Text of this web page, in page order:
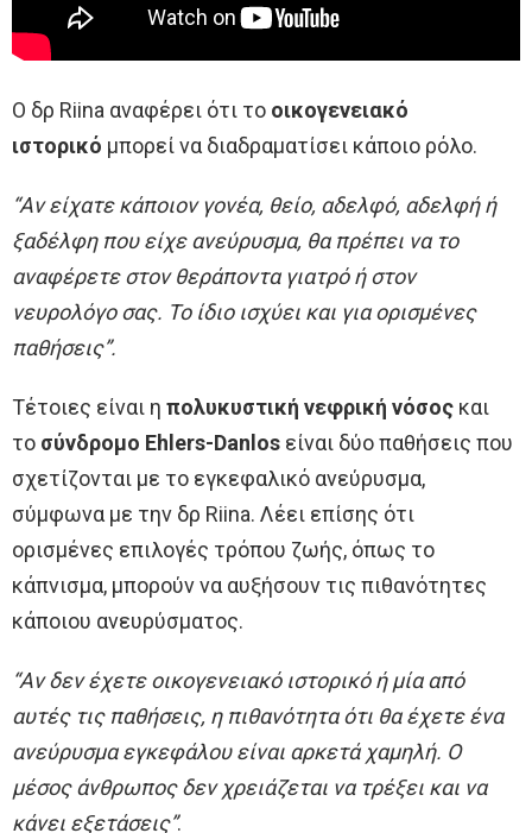
Ο δρ Riina αναφέρει ότι το οικογενειακό
ιστορικό μπορεί να διαδραματίσει κάποιο ρόλο.
“Αν είχατε κάποιον γονέα, θείο, αδελφό, αδελφή ή
ξαδέλφη που είχε ανεύρυσμα, θα πρέπει να το
αναφέρετε στον θεράποντα γιατρό ή στον
νευρολόγο σας. Το ίδιο ισχύει και για ορισμένες
παθήσεις”.
Τέτοιες είναι η πολυκυστική νεφρική νόσος και
το σύνδρομο Ehlers-Danlos είναι δύο παθήσεις που
σχετίζονται με το εγκεφαλικό ανεύρυσμα,
σύμφωνα με την δρ Riina. Λέει επίσης ότι
ορισμένες επιλογές τρόπου ζωής, όπως το
κάπνισμα, μπορούν να αυξήσουν τις πιθανότητες
κάποιου ανευρύσματος.
“Αν δεν έχετε οικογενειακό ιστορικό ή μία από
αυτές τις παθήσεις, η πιθανότητα ότι θα έχετε ένα
ανεύρυσμα εγκεφάλου είναι αρκετά χαμηλή. Ο
μέσος άνθρωπος δεν χρειάζεται να τρέξει και να
κάνει εξετάσεις”.